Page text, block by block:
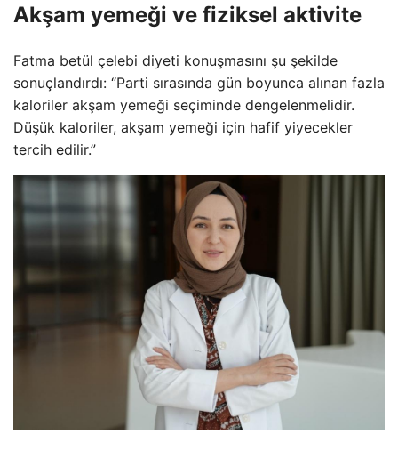
Akşam yemeği ve fiziksel aktivite
Fatma betül çelebi diyeti konuşmasını şu şekilde
sonuçlandırdı: “Parti sırasında gün boyunca alınan fazla
kaloriler akşam yemeği seçiminde dengelenmelidir.
Düşük kaloriler, akşam yemeği için hafif yiyecekler
tercih edilir.”